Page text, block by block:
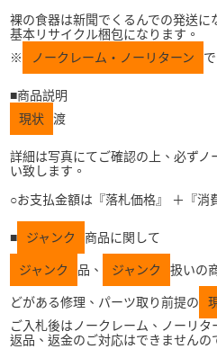
裸の食器は新聞でくるんでの発送に
基本リサイクル梱包になります。
※
ノークレーム・ノーリターン
■商品説明
現状
渡
詳細は写真にてご確認の上、必ず
い致します。
○お支払金額は『落札価格』 ＋『消
■ ジャンク 商品に関して
ジャンク 品、 ジャンク 扱いの
どがある修理、パーツ取り前提の
ご入札後はノークレーム、ノーリタ
返品、返金のご対応はできませんの